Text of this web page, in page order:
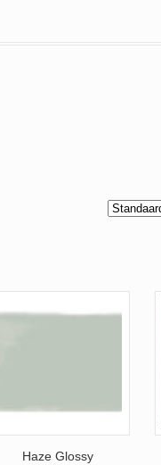
Haze Glossy